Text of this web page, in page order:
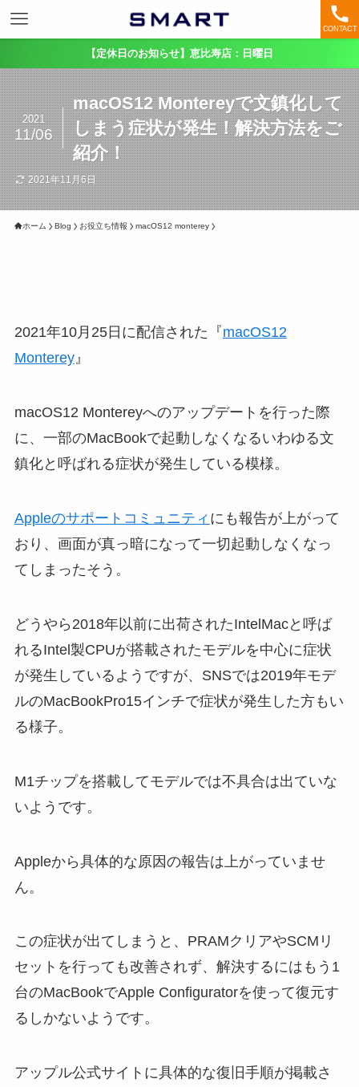
CONTACT
【定休日のお知らせ】恵比寿店：日曜日
macOS12 Montereyで文鎮化して
しまう症状が発生！解決方法をご
紹介！
2021
11/06
2021年11月6日
ホーム Blog お役立ち情報 macOS12 monterey
2021年10月25日に配信された『macOS12
Monterey』
macOS12 Montereyへのアップデートを行った際
に、一部のMacBookで起動しなくなるいわゆる文
鎮化と呼ばれる症状が発生している模様。
Appleのサポートコミュニティ にも報告が上がって
おり、画面が真っ暗になって一切起動しなくなっ
てしまったそう。
どうやら2018年以前に出荷されたIntelMacと呼ば
れるIntel製CPUが搭載されたモデルを中心に症状
が発生しているようですが、SNSでは2019年モデ
ルのMacBookPro15インチで症状が発生した方もい
る様子。
M1チップを搭載してモデルでは不具合は出ていな
いようです。
Appleから具体的な原因の報告は上がっていませ
ん。
この症状が出てしまうと、PRAMクリアやSCMリ
セットを行っても改善されず、解決するにはもう1
台のMacBookでApple Configuratorを使って復元す
るしかないようです。
アップル公式サイトに具体的な復旧手順が掲載さ